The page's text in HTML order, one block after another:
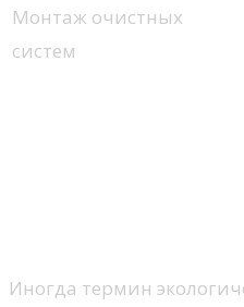
Монтаж очистных
систем
Иногда термин